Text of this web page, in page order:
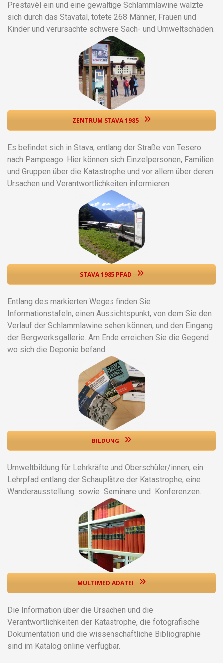
Prestavèl ein und eine gewaltige Schlammlawine wälzte
sich durch das Stavatal, tötete 268 Männer, Frauen und
Kinder und verursachte schwere Sach- und Umweltschäden.
ZENTRUM STAVA 1985
Es befindet sich in Stava, entlang der Straße von Tesero
nach Pampeago. Hier können sich Einzelpersonen, Familien
und Gruppen über die Katastrophe und vor allem über deren
Ursachen und Verantwortlichkeiten informieren.
STAVA 1985 PFAD
Entlang des markierten Weges finden Sie
Informationstafeln, einen Aussichtspunkt, von dem Sie den
Verlauf der Schlammlawine sehen können, und den Eingang
der Bergwerksgallerie. Am Ende erreichen Sie die Gegend
wo sich die Deponie befand.
BILDUNG
Umweltbildung für Lehrkräfte und Oberschüler/innen, ein
Lehrpfad entlang der Schauplätze der Katastrophe, eine
Wanderausstellung sowie Seminare und Konferenzen.
MULTIMEDIADATEI
Die Information über die Ursachen und die
Verantwortlichkeiten der Katastrophe, die fotografische
Dokumentation und die wissenschaftliche Bibliographie
sind im Katalog online verfügbar.